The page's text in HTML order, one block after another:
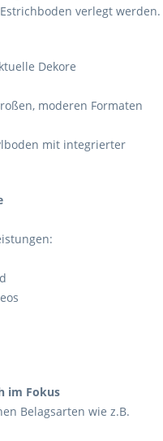
verlegt werden.
Dekore
moderen Formaten
mit integrierter
im Fokus
Belagsarten wie z.B.